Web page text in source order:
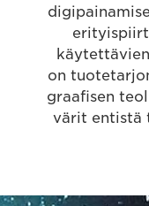
on
graafisen
värit entistä